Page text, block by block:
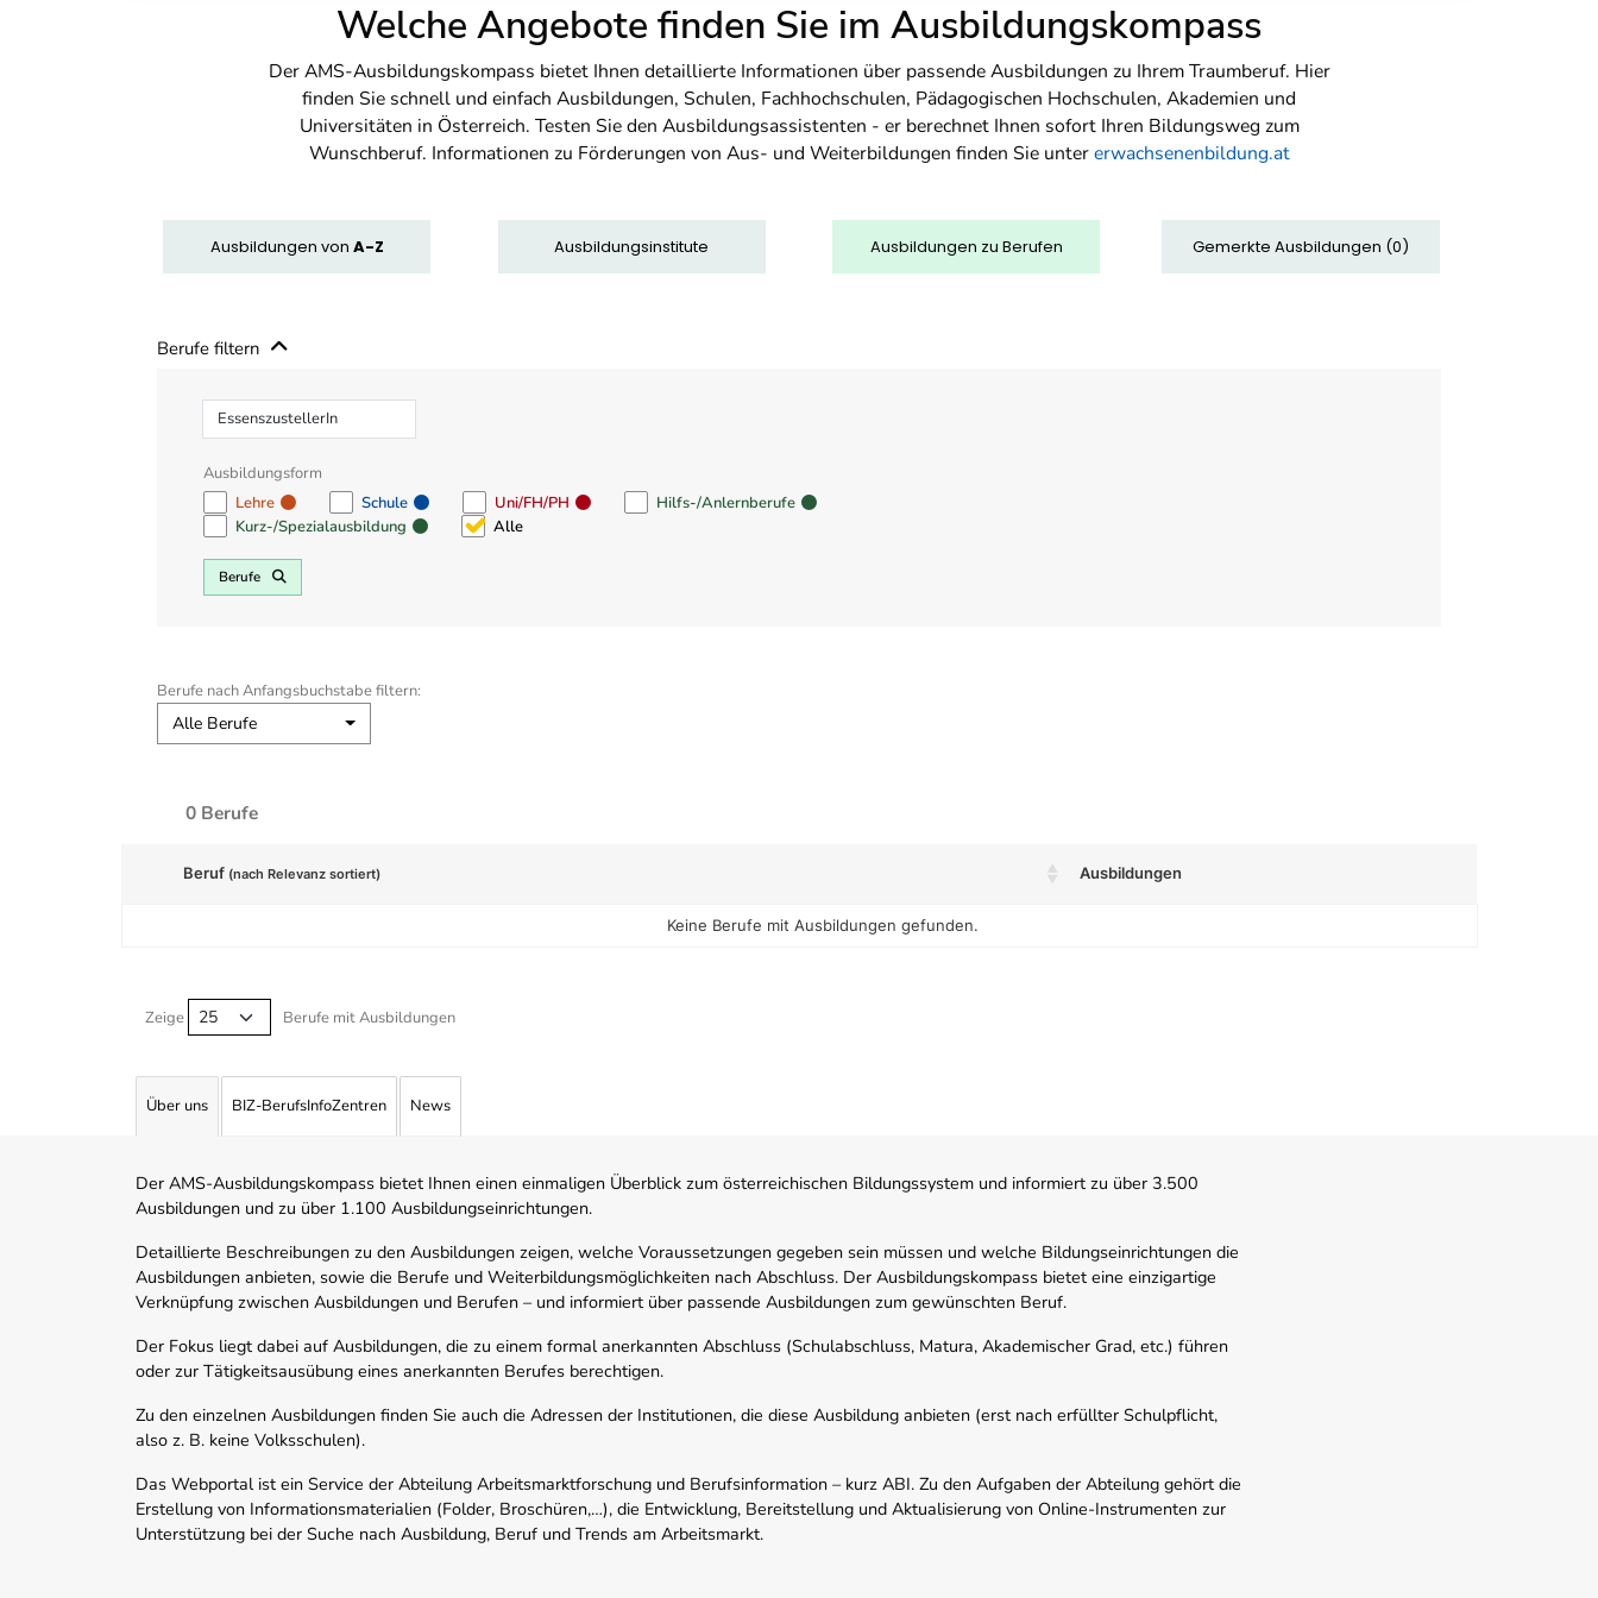
Welche Angebote finden Sie im Ausbildungskompass
Der AMS-Ausbildungskompass bietet Ihnen detaillierte Informationen über passende Ausbildungen zu Ihrem Traumberuf. Hier
finden Sie schnell und einfach Ausbildungen, Schulen, Fachhochschulen, Pädagogischen Hochschulen, Akademien und
Universitäten in Österreich. Testen Sie den Ausbildungsassistenten - er berechnet Ihnen sofort Ihren Bildungsweg zum
Wunschberuf. Informationen zu Förderungen von Aus- und Weiterbildungen finden Sie untererwachsenenbildung.at
Ausbildungen von A-Z Ausbildungsinstitute Ausbildungen zu Berufen Gemerkte Ausbildungen (0)
Berufe filtern
Beruf
Ausbildungsform
Lehre
Schule Uni/FH/PH
Hilfs-/Anlernberufe
Kurz-/Spezialausbildung
Alle
Berufe
Berufe nach Anfangsbuchstabe filtern:
Alle Berufe
0 Berufe
Beruf (nach Relevanz sortiert) Ausbildungen
Keine Berufe mit Ausbildungen gefunden.
Zeige Berufe mit Ausbildungen
Über uns BIZ-BerufsInfoZentren News
Der AMS-Ausbildungskompass bietet Ihnen einen einmaligen Überblick zum österreichischen Bildungssystem und informiert zu über 3.500
Ausbildungen und zu über 1.100 Ausbildungseinrichtungen.
Detaillierte Beschreibungen zu den Ausbildungen zeigen, welche Voraussetzungen gegeben sein müssen und welche Bildungseinrichtungen die
Ausbildungen anbieten, sowie die Berufe und Weiterbildungsmöglichkeiten nach Abschluss. Der Ausbildungskompass bietet eine einzigartige
Verknüpfung zwischen Ausbildungen und Berufen – und informiert über passende Ausbildungen zum gewünschten Beruf.
Der Fokus liegt dabei auf Ausbildungen, die zu einem formal anerkannten Abschluss (Schulabschluss, Matura, Akademischer Grad, etc.) führen
oder zur Tätigkeitsausübung eines anerkannten Berufes berechtigen.
Zu den einzelnen Ausbildungen finden Sie auch die Adressen der Institutionen, die diese Ausbildung anbieten (erst nach erfüllter Schulpflicht,
also z. B. keine Volksschulen).
Das Webportal ist ein Service der Abteilung Arbeitsmarktforschung und Berufsinformation – kurz ABI. Zu den Aufgaben der Abteilung gehört die
Erstellung von Informationsmaterialien (Folder, Broschüren,…), die Entwicklung, Bereitstellung und Aktualisierung von Online-Instrumenten zur
Unterstützung bei der Suche nach Ausbildung, Beruf und Trends am Arbeitsmarkt.